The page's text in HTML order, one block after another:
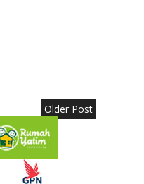
Older Post